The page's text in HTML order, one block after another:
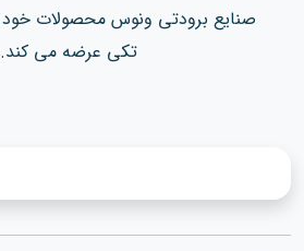
صنایع برودتی ونوس محصولات
تکی عرضه می